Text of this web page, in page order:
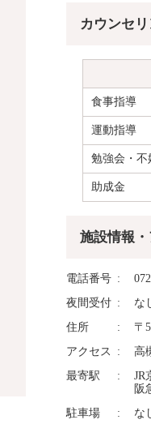
カウンセ
食事指導
運動指導
勉強会・不
助成金
施設情報
電話番号
夜間受付
な
住所
〒
アクセス
高
最寄駅
JR
阪
駐車場
な